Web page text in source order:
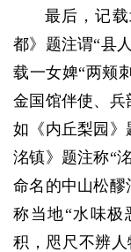
最后，记
都》题注谓“县
载一女婢“两颊
金国馆伴使、兵
如《内丘梨园》
洺镇》题注称“
命名的中山松醪
称当地“水味极
积，咫尺不辨